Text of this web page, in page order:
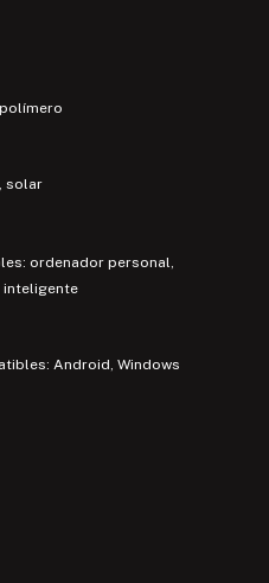
solar
ordenador personal,
Android, Windows